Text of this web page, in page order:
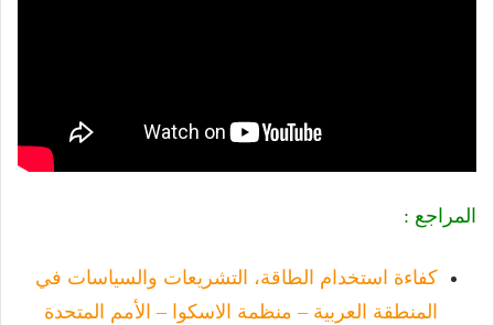
المراجع :
كفاءة استخدام الطاقة، التشريعات والسياسات في
المنطقة العربية – منظمة الاسكوا – الأمم المتحدة